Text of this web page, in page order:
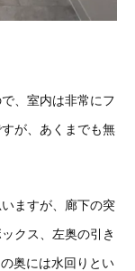
、室内は非常にフ
が、あくまでも無
ますが、廊下の突
クス、左奥の引き
奥には水回りとい